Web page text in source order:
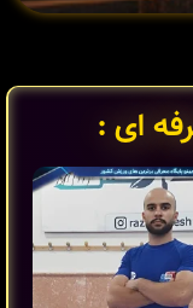
ای :